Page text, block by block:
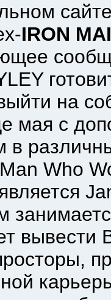
сайте
IRON
на
мая с
в
Who
вывести